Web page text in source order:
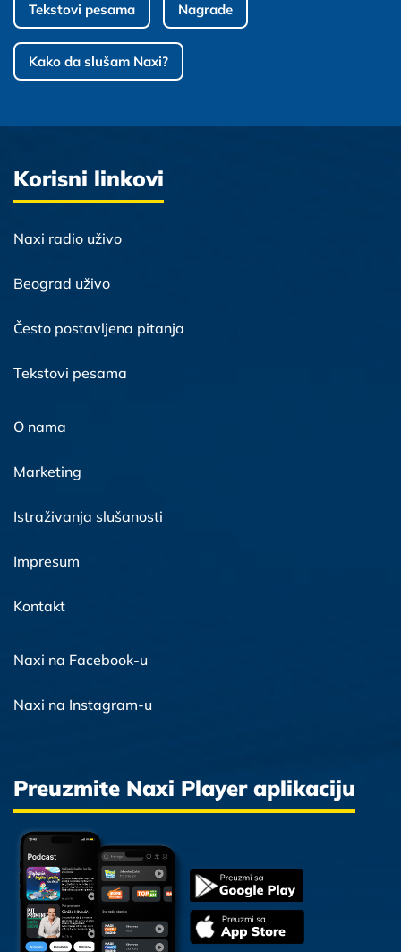
Tekstovi pesama Nagrade
Kako da slušam Naxi?
Korisni linkovi
Naxi radio uživo
Beograd uživo
Često postavljena pitanja
Tekstovi pesama
O nama
Marketing
Istraživanja slušanosti
Impresum
Kontakt
Naxi na Facebook-u
Naxi na Instagram-u
Preuzmite Naxi Player aplikaciju